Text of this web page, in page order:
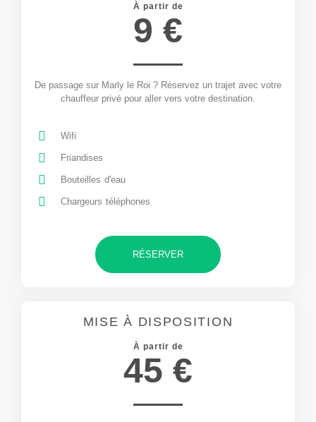
À partir de
9 €
De passage sur Marly le Roi ? Réservez un trajet avec votre
chauffeur privé pour aller vers votre destination.
Wifi
Friandises
Bouteilles d'eau
Chargeurs téléphones
RÉSERVER
MISE À DISPOSITION
À partir de
45 €